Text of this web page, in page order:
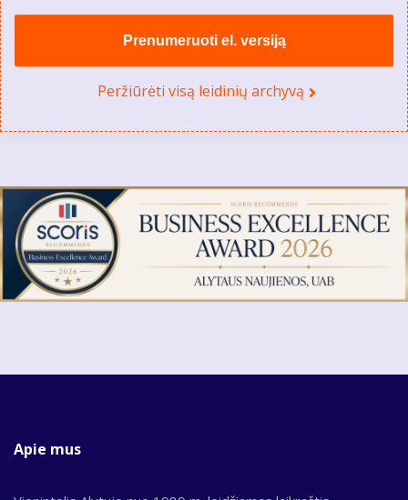
Prenumeruoti el. versiją
Peržiūrėti visą leidinių archyvą
Apie mus